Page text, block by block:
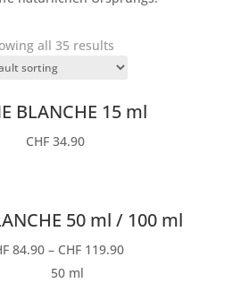
all 35 results
BLANCHE 15 ml
CHF34.90
50 ml / 100 ml
84.90 – CHF 119.90
50 ml